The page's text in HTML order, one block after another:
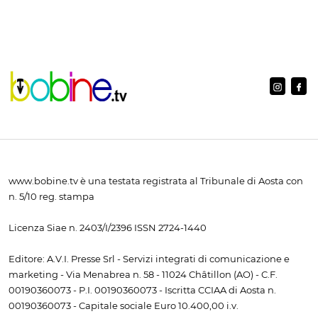
www.bobine.tv è una testata registrata al Tribunale di Aosta con
n. 5/10 reg. stampa
Licenza Siae n. 2403/I/2396 ISSN 2724-1440
Editore: A.V.I. Presse Srl - Servizi integrati di comunicazione e
marketing - Via Menabrea n. 58 - 11024 Châtillon (AO) - C.F.
00190360073 - P.I. 00190360073 - Iscritta CCIAA di Aosta n.
00190360073 - Capitale sociale Euro 10.400,00 i.v.